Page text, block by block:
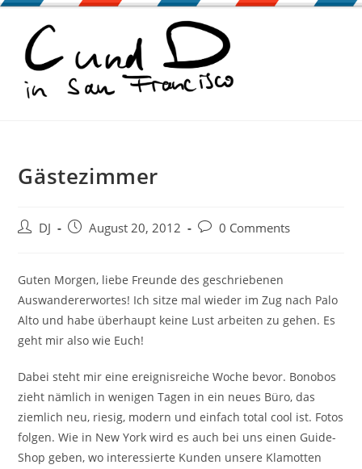
Zum
springen
Gästezimmer
Beitrags-
DJ
BeitragAugust 20, 2012
Beitrags-
0 Comments
Guten Morgen, liebe Freunde des geschriebenen
Auswandererwortes! Ich sitze mal wieder im Zug nach Palo
Alto und habe überhaupt keine Lust arbeiten zu gehen. Es
geht mir also wie Euch!
Dabei steht mir eine ereignisreiche Woche bevor. Bonobos
zieht nämlich in wenigen Tagen in ein neues Büro, das
ziemlich neu, riesig, modern und einfach total cool ist. Fotos
folgen. Wie in New York wird es auch bei uns einen Guide-
Shop geben, wo interessierte Kunden unsere Klamotten